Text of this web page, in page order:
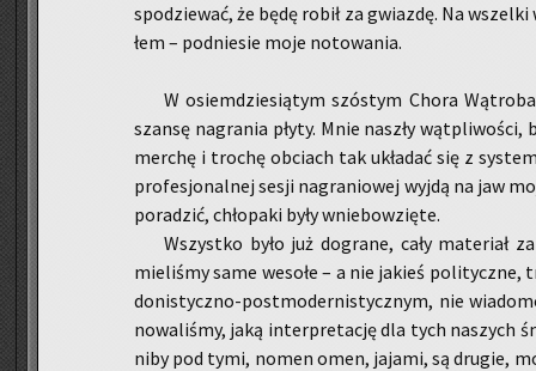
spo­dzie­wać, że będę robił za gwiaz­dę. Na
łem – pod­nie­sie moje no­to­wa­nia.
W osiem­dzie­sią­tym szó­stym Chora
szan­sę na­gra­nia płyty. Mnie na­szły
mer­chę i tro­chę ob­ciach tak ukła­dać się z
pro­fe­sjo­nal­nej sesji na­gra­nio­wej wyjdą na jaw
po­ra­dzić, chło­pa­ki były wnie­bo­wzię­te.
Wszyst­ko było już do­gra­ne, cały ma­te­riał
mie­li­śmy same we­so­łe – a nie ja­kieś
do­ni­stycz­no-post­mo­der­ni­stycz­nym, nie
no­wa­li­śmy, jaką in­ter­pre­ta­cję dla tych na­szych
niby pod tymi, nomen omen, ja­ja­mi, są dru­gie,